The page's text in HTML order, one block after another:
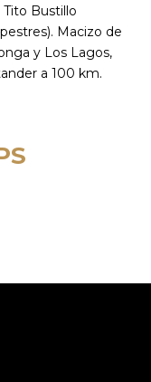
Tito Bustillo
Macizo de
y Los Lagos,
a 100 km.